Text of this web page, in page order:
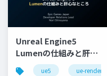
Unreal Engine5
Lumenの仕組みと肝心
なところ
ue5 ue-rendering